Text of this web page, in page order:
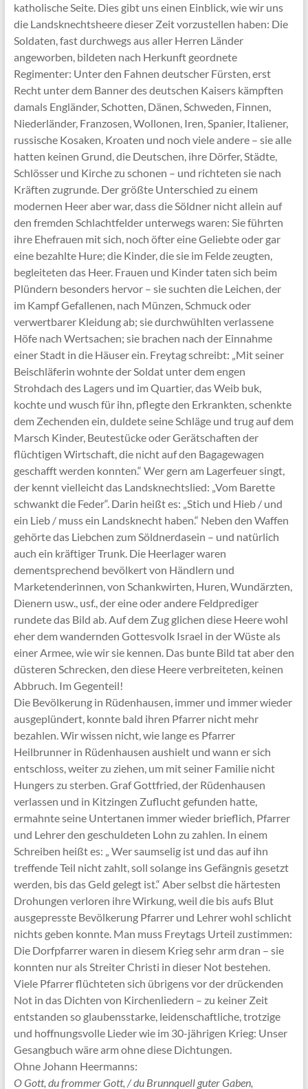
katholische Seite. Dies gibt uns einen Einblick, wie wir uns
die Landsknechtsheere dieser Zeit vorzustellen haben: Die
Soldaten, fast durchwegs aus aller Herren Länder
angeworben, bildeten nach Herkunft geordnete
Regimenter: Unter den Fahnen deutscher Fürsten, erst
Recht unter dem Banner des deutschen Kaisers kämpften
damals Engländer, Schotten, Dänen, Schweden, Finnen,
Niederländer, Franzosen, Wollonen, Iren, Spanier, Italiener,
russische Kosaken, Kroaten und noch viele andere – sie alle
hatten keinen Grund, die Deutschen, ihre Dörfer, Städte,
Schlösser und Kirche zu schonen – und richteten sie nach
Kräften zugrunde. Der größte Unterschied zu einem
modernen Heer aber war, dass die Söldner nicht allein auf
den fremden Schlachtfelder unterwegs waren: Sie führten
ihre Ehefrauen mit sich, noch öfter eine Geliebte oder gar
eine bezahlte Hure; die Kinder, die sie im Felde zeugten,
begleiteten das Heer. Frauen und Kinder taten sich beim
Plündern besonders hervor – sie suchten die Leichen, der
im Kampf Gefallenen, nach Münzen, Schmuck oder
verwertbarer Kleidung ab; sie durchwühlten verlassene
Höfe nach Wertsachen; sie brachen nach der Einnahme
einer Stadt in die Häuser ein. Freytag schreibt: „Mit seiner
Beischläferin wohnte der Soldat unter dem engen
Strohdach des Lagers und im Quartier, das Weib buk,
kochte und wusch für ihn, pflegte den Erkrankten, schenkte
dem Zechenden ein, duldete seine Schläge und trug auf dem
Marsch Kinder, Beutestücke oder Gerätschaften der
flüchtigen Wirtschaft, die nicht auf den Bagagewagen
geschafft werden konnten.“ Wer gern am Lagerfeuer singt,
der kennt vielleicht das Landsknechtslied: „Vom Barette
schwankt die Feder“. Darin heißt es: „Stich und Hieb / und
ein Lieb / muss ein Landsknecht haben.“ Neben den Waffen
gehörte das Liebchen zum Söldnerdasein – und natürlich
auch ein kräftiger Trunk. Die Heerlager waren
dementsprechend bevölkert von Händlern und
Marketenderinnen, von Schankwirten, Huren, Wundärzten,
Dienern usw., usf., der eine oder andere Feldprediger
rundete das Bild ab. Auf dem Zug glichen diese Heere wohl
eher dem wandernden Gottesvolk Israel in der Wüste als
einer Armee, wie wir sie kennen. Das bunte Bild tat aber den
düsteren Schrecken, den diese Heere verbreiteten, keinen
Abbruch. Im Gegenteil!
Die Bevölkerung in Rüdenhausen, immer und immer wieder
ausgeplündert, konnte bald ihren Pfarrer nicht mehr
bezahlen. Wir wissen nicht, wie lange es Pfarrer
Heilbrunner in Rüdenhausen aushielt und wann er sich
entschloss, weiter zu ziehen, um mit seiner Familie nicht
Hungers zu sterben. Graf Gottfried, der Rüdenhausen
verlassen und in Kitzingen Zuflucht gefunden hatte,
ermahnte seine Untertanen immer wieder brieflich, Pfarrer
und Lehrer den geschuldeten Lohn zu zahlen. In einem
Schreiben heißt es: „ Wer saumselig ist und das auf ihn
treffende Teil nicht zahlt, soll solange ins Gefängnis gesetzt
werden, bis das Geld gelegt ist.“ Aber selbst die härtesten
Drohungen verloren ihre Wirkung, weil die bis aufs Blut
ausgepresste Bevölkerung Pfarrer und Lehrer wohl schlicht
nichts geben konnte. Man muss Freytags Urteil zustimmen:
Die Dorfpfarrer waren in diesem Krieg sehr arm dran – sie
konnten nur als Streiter Christi in dieser Not bestehen.
Viele Pfarrer flüchteten sich übrigens vor der drückenden
Not in das Dichten von Kirchenliedern – zu keiner Zeit
entstanden so glaubensstarke, leidenschaftliche, trotzige
und hoffnungsvolle Lieder wie im 30-jährigen Krieg: Unser
Gesangbuch wäre arm ohne diese Dichtungen.
Ohne Johann Heermanns:
O Gott, du frommer Gott, / du Brunnquell guter Gaben,